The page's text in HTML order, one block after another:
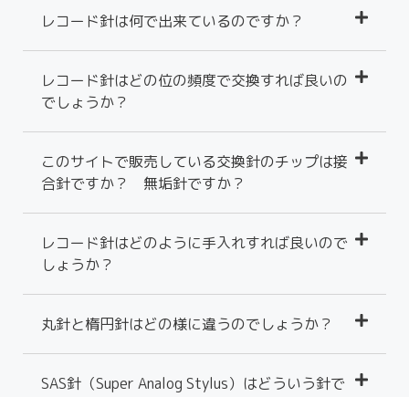
レコード針は何で出来ているのですか？
レコード針はどの位の頻度で交換すれば良いの
でしょうか？
このサイトで販売している交換針のチップは接
合針ですか？ 無垢針ですか？
レコード針はどのように手入れすれば良いので
しょうか？
丸針と楕円針はどの様に違うのでしょうか？
SAS針（Super Analog Stylus）はどういう針で